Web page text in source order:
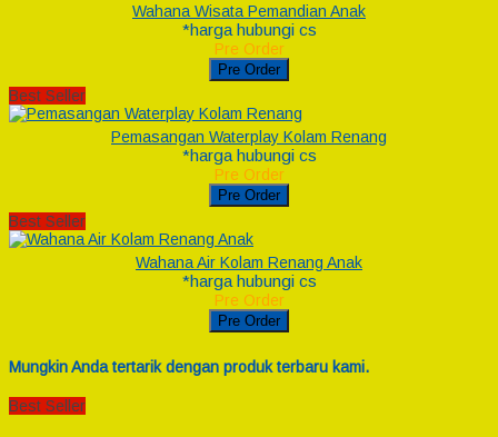
Wahana Wisata Pemandian Anak
*harga hubungi cs
Pre Order
Pre Order
Best Seller
Pemasangan Waterplay Kolam Renang
*harga hubungi cs
Pre Order
Pre Order
Best Seller
Wahana Air Kolam Renang Anak
*harga hubungi cs
Pre Order
Pre Order
Mungkin Anda tertarik dengan produk terbaru kami.
Best Seller